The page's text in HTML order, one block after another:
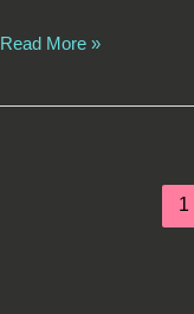
Read More »
1